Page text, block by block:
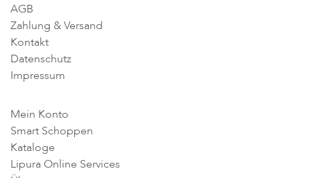
AGB
Zahlung & Versand
Kontakt
Datenschutz
Impressum
Mein Konto
Smart Schoppen
Kataloge
Lipura Online Services